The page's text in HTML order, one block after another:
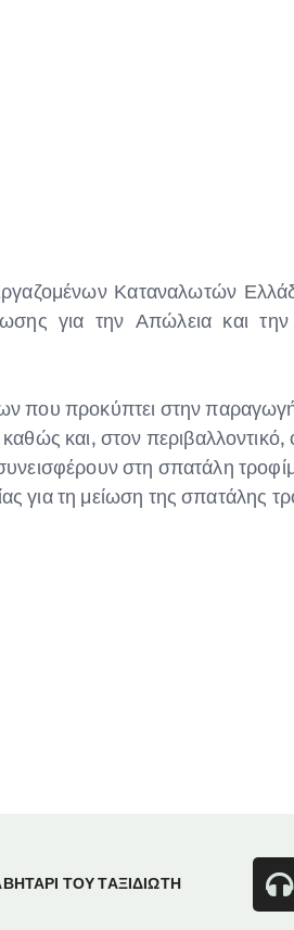
Καταναλωτών
για την Απώλεια και
προκύπτει στην
και, στον περιβαλλοντικό,
στη σπατάλη
για τη μείωση της
ΤΟΥ ΤΑΞΙΔΙΩΤΗ